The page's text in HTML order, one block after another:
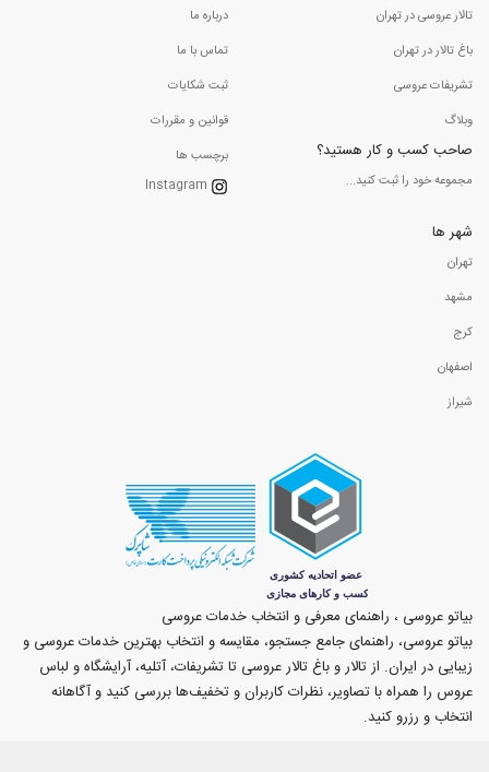
تالار عروسی در تهران
باغ تالار در تهران
تشریفات عروسی
وبلاگ
صاحب کسب و کار هستید؟
مجموعه خود را ثبت کنید...
درباره ما
تماس با ما
ثبت شکایات
قوانین و مقررات
برچسب ها
Instagram
شهر ها
تهران
مشهد
کرج
اصفهان
شیراز
بیاتو عروسی ، راهنمای معرفی و انتخاب خدمات عروسی
بیاتو عروسی، راهنمای جامع جستجو، مقایسه و انتخاب بهترین خدمات عروسی و
زیبایی در ایران. از تالار و باغ تالار عروسی تا تشریفات، آتلیه، آرایشگاه و لباس
عروس را همراه با تصاویر، نظرات کاربران و تخفیف‌ها بررسی کنید و آگاهانه
انتخاب و رزرو کنید.